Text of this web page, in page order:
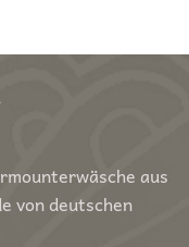
aus
von deutschen